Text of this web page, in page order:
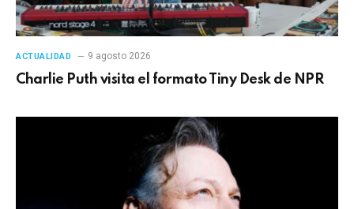
ACTUALIDAD 9 agosto 2026
Charlie Puth visita el formato Tiny Desk de NPR